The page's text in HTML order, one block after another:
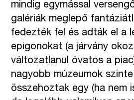
mindig egymással
galériák meglepő
fedezték fel és adták el a
epigonokat (a járvány
változatlanul óvatos a
nagyobb múzeumok
összehoztak egy (ha nem